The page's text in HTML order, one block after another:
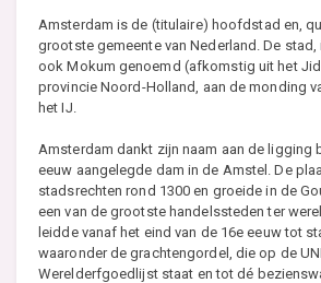
Amsterdam is de (titulaire) hoofdstad en,
grootste gemeente van Nederland. De
ook Mokum genoemd (afkomstig uit het
provincie Noord-Holland, aan de monding
het IJ.
Amsterdam dankt zijn naam aan de ligging
eeuw aangelegde dam in de Amstel. De
stadsrechten rond 1300 en groeide in de
een van de grootste handelssteden ter
leidde vanaf het eind van de 16e eeuw tot
waaronder de grachtengordel, die op de
Werelderfgoedlijst staat en tot dé